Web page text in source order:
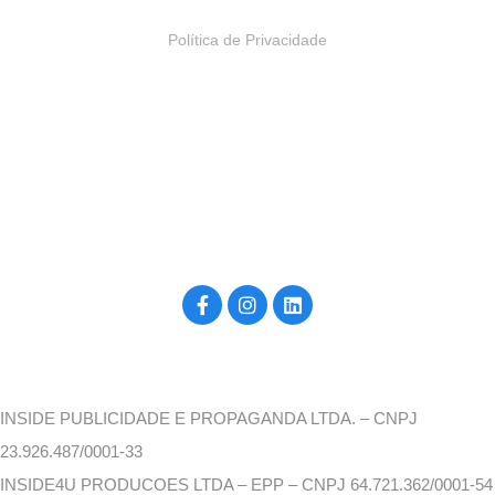
Política de Privacidade
INSIDE PUBLICIDADE E PROPAGANDA LTDA. – CNPJ
23.926.487/0001-33
INSIDE4U PRODUCOES LTDA – EPP – CNPJ 64.721.362/0001-54